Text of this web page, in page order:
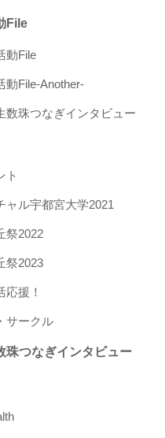
File
動File
動File-Another-
数珠つなぎインタビュー
ト
ャル宇都宮大学2021
祭2022
祭2023
応援！
サークル
珠つなぎインタビュー